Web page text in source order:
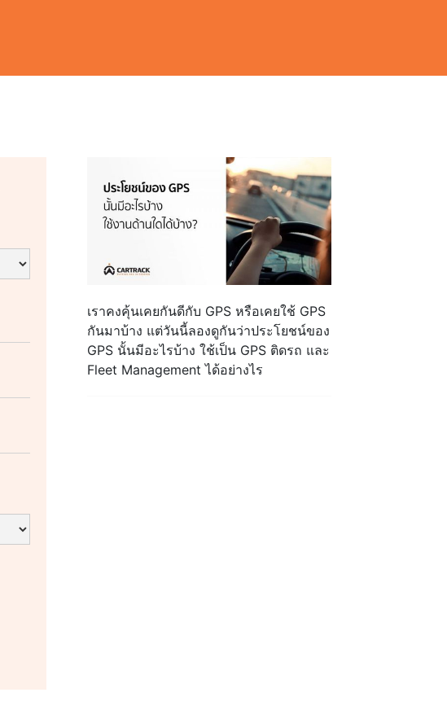
เราคงคุ้นเคยกันดีกับ GPS หรือเคยใช้ GPS
กันมาบ้าง แต่วันนี้ลองดูกันว่าประโยชน์ของ
GPS นั้นมีอะไรบ้าง ใช้เป็น GPS ติดรถ และ
Fleet Management ได้อย่างไร